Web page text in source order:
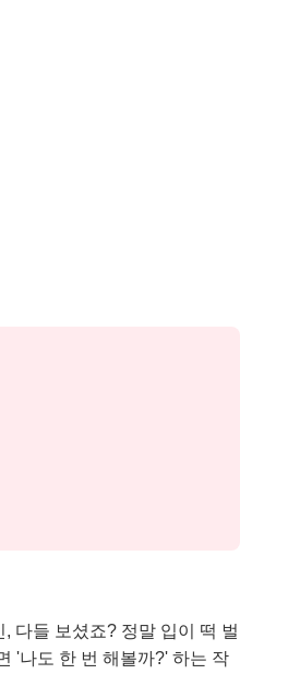
다들 보셨죠? 정말 입이 떡 벌
'나도 한 번 해볼까?' 하는 작